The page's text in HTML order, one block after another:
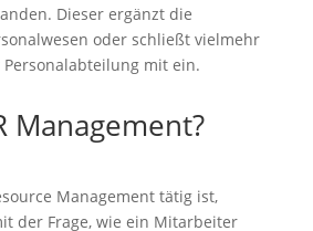
Dieser ergänzt die
oder schließt vielmehr
mit ein.
Management?
Management tätig ist,
der Frage, wie ein Mitarbeiter